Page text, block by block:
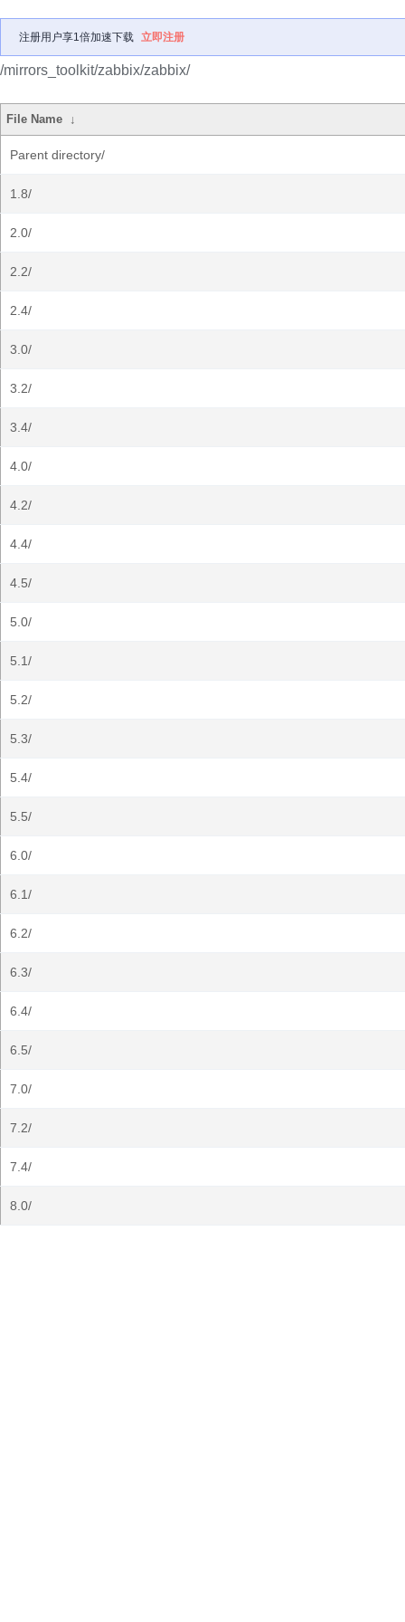
注册用户享1倍加速下载 立即注册
/mirrors_toolkit/zabbix/zabbix/
File Name ↓
Parent directory/
1.8/
2.0/
2.2/
2.4/
3.0/
3.2/
3.4/
4.0/
4.2/
4.4/
4.5/
5.0/
5.1/
5.2/
5.3/
5.4/
5.5/
6.0/
6.1/
6.2/
6.3/
6.4/
6.5/
7.0/
7.2/
7.4/
8.0/